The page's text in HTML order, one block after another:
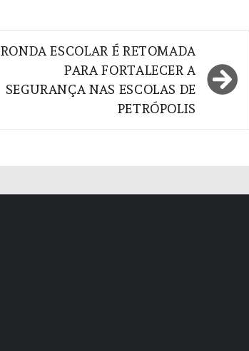
RONDA ESCOLAR É RETOMADA
PARA FORTALECER A
SEGURANÇA NAS ESCOLAS DE
PETRÓPOLIS